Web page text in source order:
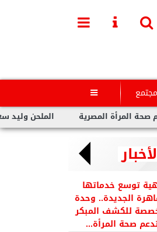
مجتمع 
الملحن وليد سعد : أزمة
توسع خدماتها
الجديدة.. وحدة
للكشف المبكر
صحة المرأة...